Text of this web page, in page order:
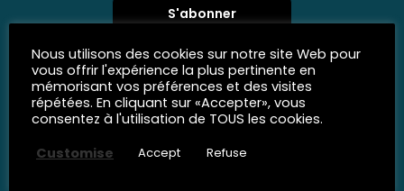
Nous utilisons des cookies sur notre site Web pour
vous offrir l'expérience la plus pertinente en
mémorisant vos préférences et des visites
répétées. En cliquant sur «Accepter», vous
consentez à l'utilisation de TOUS les cookies.
Customise
Accept Refuse